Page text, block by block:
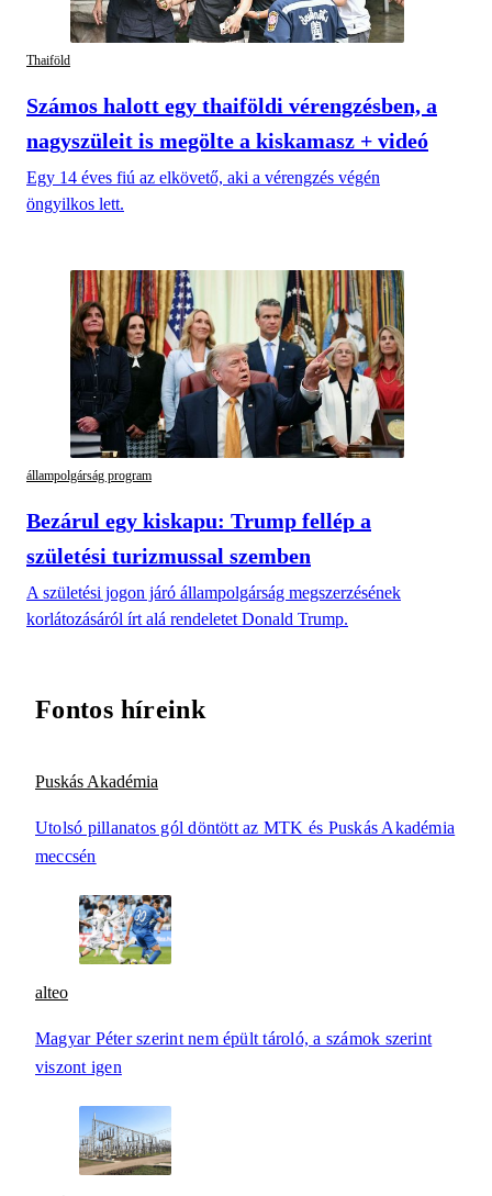
Thaiföld
Számos halott egy thaiföldi vérengzésben, a
nagyszüleit is megölte a kiskamasz + videó
Egy 14 éves fiú az elkövető, aki a vérengzés végén
öngyilkos lett.
állampolgárság program
Bezárul egy kiskapu: Trump fellép a
születési turizmussal szemben
A születési jogon járó állampolgárság megszerzésének
korlátozásáról írt alá rendeletet Donald Trump.
Fontos híreink
Puskás Akadémia
Utolsó pillanatos gól döntött az MTK és Puskás Akadémia
meccsén
alteo
Magyar Péter szerint nem épült tároló, a számok szerint
viszont igen